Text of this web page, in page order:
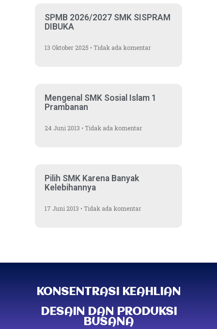
SPMB 2026/2027 SMK SISPRAM
DIBUKA
13 Oktober 2025 Tidak ada komentar
Mengenal SMK Sosial Islam 1
Prambanan
24 Juni 2013 Tidak ada komentar
Pilih SMK Karena Banyak
Kelebihannya
17 Juni 2013 Tidak ada komentar
KONSENTRASI KEAHLIAN
DESAIN DAN PRODUKSI
BUSANA